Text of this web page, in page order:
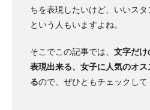
ちを表現したいけど、いいスタ
という人もいますよね。
そこでこの記事では、 文字だけ
表現出来る、女子に人気のオ
るので、ぜひともチェックして